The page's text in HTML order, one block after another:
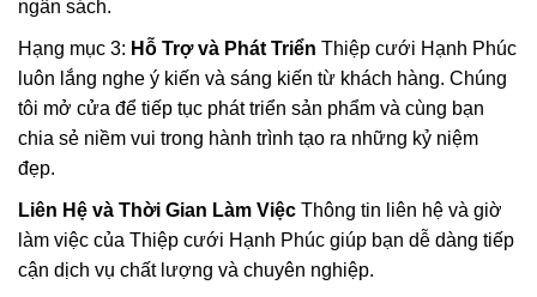
ngân sách.
Hạng mục 3: Hỗ Trợ và Phát Triển Thiệp cưới Hạnh Phúc
luôn lắng nghe ý kiến và sáng kiến từ khách hàng. Chúng
tôi mở cửa để tiếp tục phát triển sản phẩm và cùng bạn
chia sẻ niềm vui trong hành trình tạo ra những kỷ niệm
đẹp.
Liên Hệ và Thời Gian Làm Việc Thông tin liên hệ và giờ
làm việc của Thiệp cưới Hạnh Phúc giúp bạn dễ dàng tiếp
cận dịch vụ chất lượng và chuyên nghiệp.